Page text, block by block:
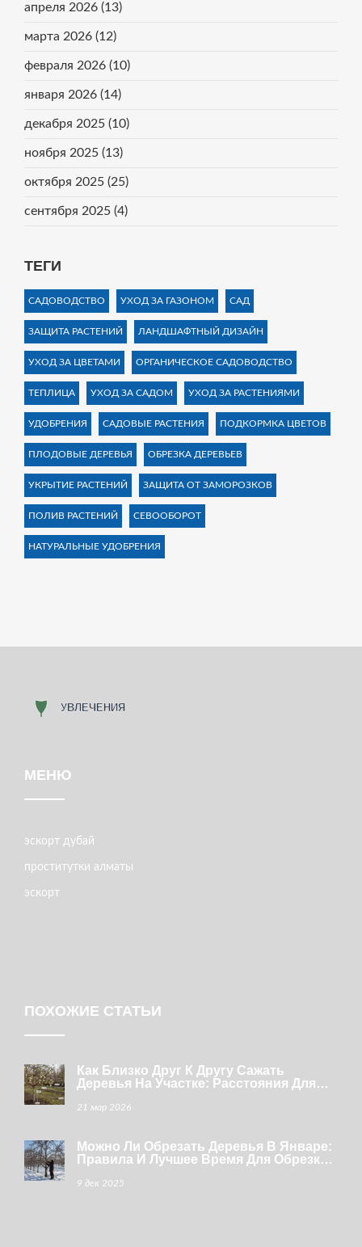
апреля 2026 (13)
марта 2026 (12)
февраля 2026 (10)
января 2026 (14)
декабря 2025 (10)
ноября 2025 (13)
октября 2025 (25)
сентября 2025 (4)
ТЕГИ
САДОВОДСТВО УХОД ЗА ГАЗОНОМ САД
ЗАЩИТА РАСТЕНИЙ ЛАНДШАФТНЫЙ ДИЗАЙН
УХОД ЗА ЦВЕТАМИ ОРГАНИЧЕСКОЕ САДОВОДСТВО
ТЕПЛИЦА УХОД ЗА САДОМ УХОД ЗА РАСТЕНИЯМИ
УДОБРЕНИЯ САДОВЫЕ РАСТЕНИЯ ПОДКОРМКА ЦВЕТОВ
ПЛОДОВЫЕ ДЕРЕВЬЯ ОБРЕЗКА ДЕРЕВЬЕВ
УКРЫТИЕ РАСТЕНИЙ ЗАЩИТА ОТ ЗАМОРОЗКОВ
ПОЛИВ РАСТЕНИЙ СЕВООБОРОТ
НАТУРАЛЬНЫЕ УДОБРЕНИЯ
МЕНЮ
эскорт дубай
проститутки алматы
эскорт
ПОХОЖИЕ СТАТЬИ
Как Близко Друг К Другу Сажать
Деревья На Участке: Расстояния Для
21 мар 2026
Можно Ли Обрезать Деревья В Январе:
Правила И Лучшее Время Для Обрезки
9 дек 2025